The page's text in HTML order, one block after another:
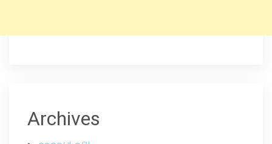
Archives